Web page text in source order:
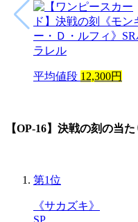
平均値段 12,300円
【OP-16】決戦の刻の当た
第1位
《サカズキ》
SP